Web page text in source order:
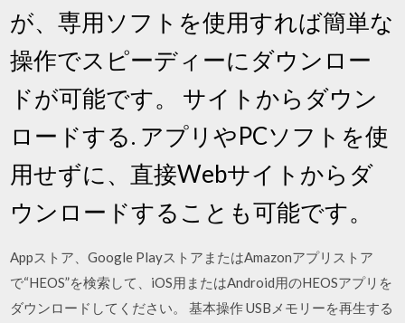
が、専用ソフトを使用すれば簡単な
操作でスピーディーにダウンロー
ドが可能です。 サイトからダウン
ロードする. アプリやPCソフトを使
用せずに、直接Webサイトからダ
ウンロードすることも可能です。
Appストア、Google PlayストアまたはAmazonアプリストア
で“HEOS”を検索して、iOS用またはAndroid用のHEOSアプリを
ダウンロードしてください。 基本操作 USBメモリーを再生する